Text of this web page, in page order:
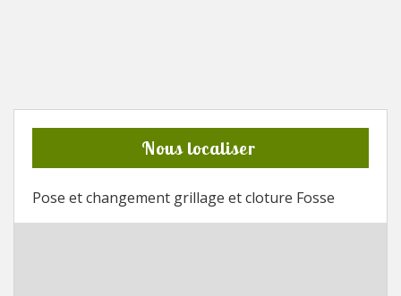
Nous localiser
Pose et changement grillage et cloture Fosse